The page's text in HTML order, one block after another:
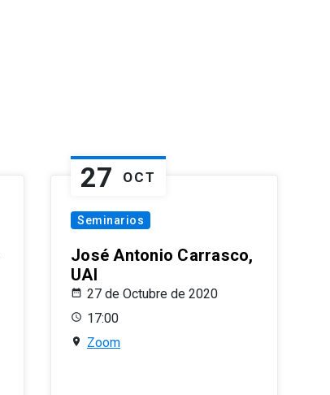
27 OCT
Seminarios
José Antonio Carrasco,
UAI
27 de Octubre de 2020
17:00
Zoom